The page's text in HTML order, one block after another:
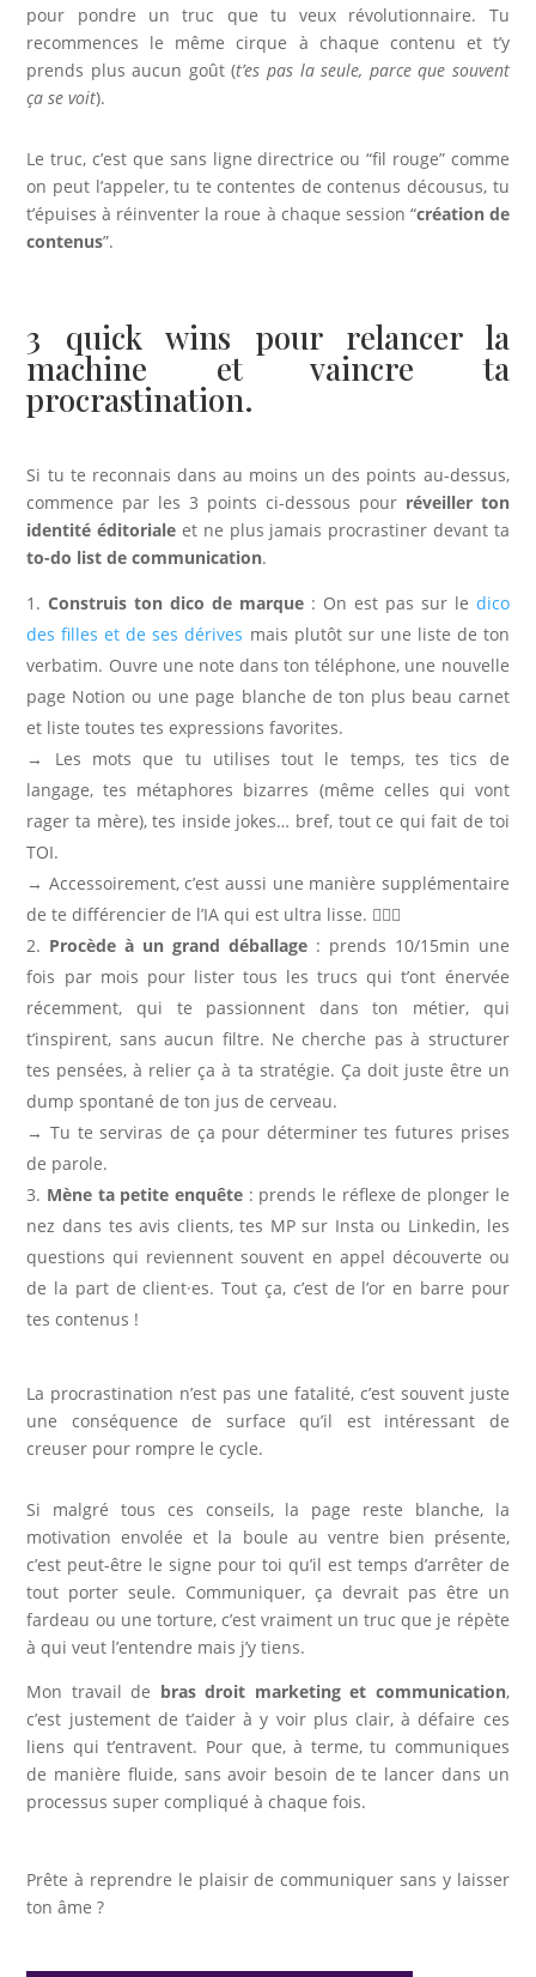
pour pondre un truc que tu veux révolutionnaire. Tu
recommences le même cirque à chaque contenu et t’y
prends plus aucun goût (t’es pas la seule, parce que souvent
ça se voit).
Le truc, c’est que sans ligne directrice ou “fil rouge” comme
on peut l’appeler, tu te contentes de contenus décousus, tu
t’épuises à réinventer la roue à chaque session “création de
contenus”.
3 quick wins pour relancer la
machine et vaincre ta
procrastination.
Si tu te reconnais dans au moins un des points au-dessus,
commence par les 3 points ci-dessous pour réveiller ton
identité éditoriale et ne plus jamais procrastiner devant ta
to-do list de communication.
Construis ton dico de marque : On est pas sur le dico
des filles et de ses dérives mais plutôt sur une liste de ton
verbatim. Ouvre une note dans ton téléphone, une nouvelle
page Notion ou une page blanche de ton plus beau carnet
et liste toutes tes expressions favorites.
→ Les mots que tu utilises tout le temps, tes tics de
langage, tes métaphores bizarres (même celles qui vont
rager ta mère), tes inside jokes… bref, tout ce qui fait de toi
TOI.
→ Accessoirement, c’est aussi une manière supplémentaire
de te différencier de l’IA qui est ultra lisse. 🤷🏻‍♀️
Procède à un grand déballage: prends 10/15min une
fois par mois pour lister tous les trucs qui t’ont énervée
récemment, qui te passionnent dans ton métier, qui
t’inspirent, sans aucun filtre. Ne cherche pas à structurer
tes pensées, à relier ça à ta stratégie. Ça doit juste être un
dump spontané de ton jus de cerveau.
→ Tu te serviras de ça pour déterminer tes futures prises
de parole.
Mène ta petite enquête : prends le réflexe de plonger le
nez dans tes avis clients, tes MP sur Insta ou Linkedin, les
questions qui reviennent souvent en appel découverte ou
de la part de client·es. Tout ça, c’est de l’or en barre pour
tes contenus !
La procrastination n’est pas une fatalité, c’est souvent juste
une conséquence de surface qu’il est intéressant de
creuser pour rompre le cycle.
Si malgré tous ces conseils, la page reste blanche, la
motivation envolée et la boule au ventre bien présente,
c’est peut-être le signe pour toi qu’il est temps d’arrêter de
tout porter seule. Communiquer, ça devrait pas être un
fardeau ou une torture, c’est vraiment un truc que je répète
à qui veut l’entendre mais j’y tiens.
Mon travail de bras droit marketing et communication,
c’est justement de t’aider à y voir plus clair, à défaire ces
liens qui t’entravent. Pour que, à terme, tu communiques
de manière fluide, sans avoir besoin de te lancer dans un
processus super compliqué à chaque fois.
Prête à reprendre le plaisir de communiquer sans y laisser
ton âme ?